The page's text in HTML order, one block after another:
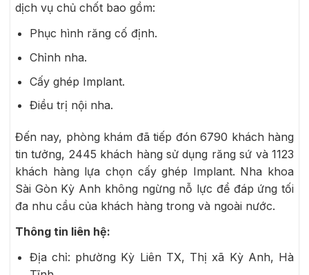
dịch vụ chủ chốt bao gồm:
Phục hình răng cố định.
Chỉnh nha.
Cấy ghép Implant.
Điều trị nội nha.
Đến nay, phòng khám đã tiếp đón 6790 khách hàng
tin tưởng, 2445 khách hàng sử dụng răng sứ và 1123
khách hàng lựa chọn cấy ghép Implant. Nha khoa
Sài Gòn Kỳ Anh không ngừng nỗ lực để đáp ứng tối
đa nhu cầu của khách hàng trong và ngoài nước.
Thông tin liên hệ:
Địa chỉ: phường Kỳ Liên TX, Thị xã Kỳ Anh, Hà